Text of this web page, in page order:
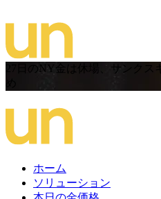
27日のNY金は休場、サンクス
ホーム
ソリューション